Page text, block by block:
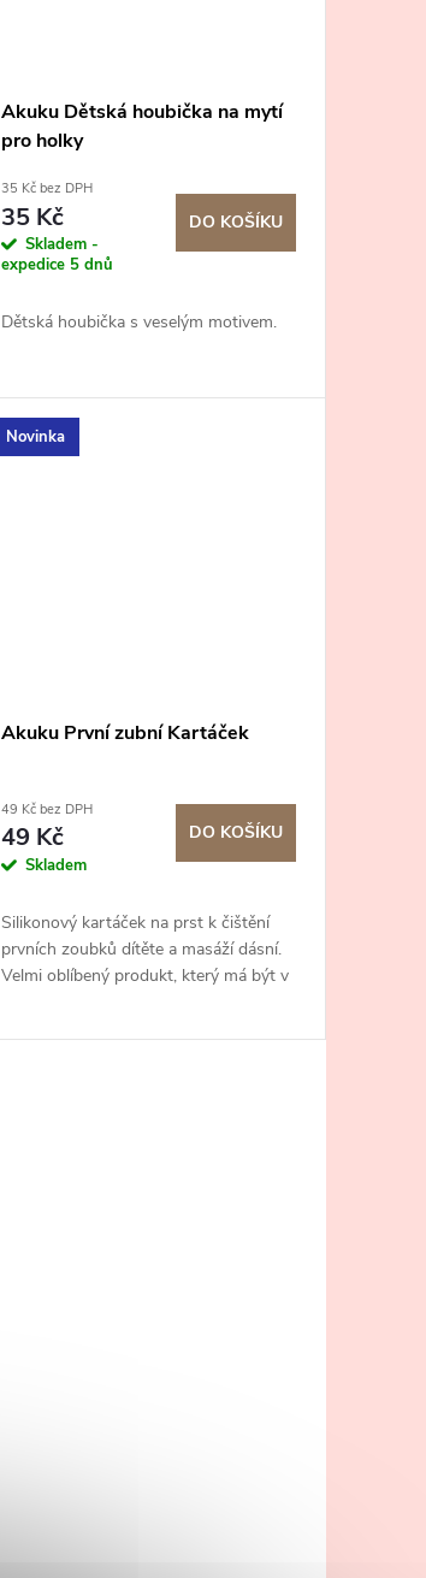
Akuku Dětská houbička na mytí
pro holky
35 Kč bez DPH
35 Kč
Skladem -
expedice 5 dnů
DO KOŠÍKU
Dětská houbička s veselým motivem.
Novinka
Akuku První zubní Kartáček
49 Kč bez DPH
49 Kč
Skladem
DO KOŠÍKU
Silikonový kartáček na prst k čištění
prvních zoubků dítěte a masáží dásní.
Velmi oblíbený produkt, který má být v